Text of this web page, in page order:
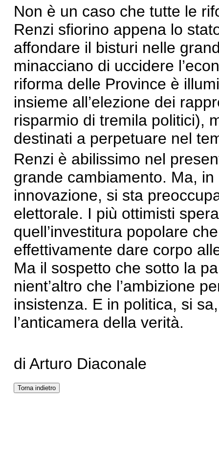
Non è un caso che tutte le
Renzi sfiorino appena lo
affondare il bisturi nelle
minacciano di uccidere
riforma delle Province è
insieme all’elezione dei
risparmio di tremila politici),
destinati a perpetuare nel
Renzi è abilissimo nel
grande cambiamento. Ma,
innovazione, si sta
elettorale. I più ottimisti
quell’investitura popolare
effettivamente dare corpo
Ma il sospetto che sotto la
nient’altro che l’ambizione
insistenza. E in politica, si
l’anticamera della verità.
di Arturo Diaconale